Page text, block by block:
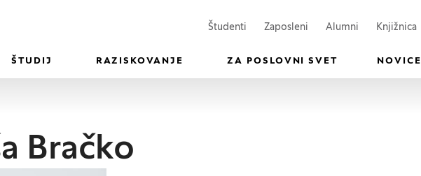
Študenti (Odpre se v novem oknu)
Zaposleni (Odpre se v novem oknu)
Alumni Knjižnica
ŠTUDIJ RAZISKOVANJE ZA POSLOVNI SVET NOVICE
Bračko